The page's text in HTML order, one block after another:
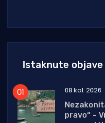
Istaknute objave
08 kol. 2026
pravo“ –